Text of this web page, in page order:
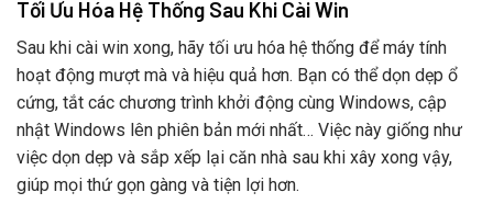
Tối Ưu Hóa Hệ Thống Sau Khi Cài Win
Sau khi cài win xong, hãy tối ưu hóa hệ thống để máy tính
hoạt động mượt mà và hiệu quả hơn. Bạn có thể dọn dẹp ổ
cứng, tắt các chương trình khởi động cùng Windows, cập
nhật Windows lên phiên bản mới nhất… Việc này giống như
việc dọn dẹp và sắp xếp lại căn nhà sau khi xây xong vậy,
giúp mọi thứ gọn gàng và tiện lợi hơn.